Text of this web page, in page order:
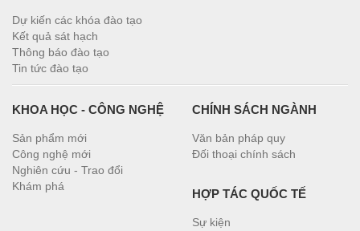
Dự kiến các khóa đào tạo
Kết quả sát hạch
Thông báo đào tạo
Tin tức đào tạo
KHOA HỌC - CÔNG NGHỆ
Sản phẩm mới
Công nghệ mới
Nghiên cứu - Trao đổi
Khám phá
CHÍNH SÁCH NGÀNH
Văn bản pháp quy
Đối thoại chính sách
HỢP TÁC QUỐC TẾ
Sự kiện